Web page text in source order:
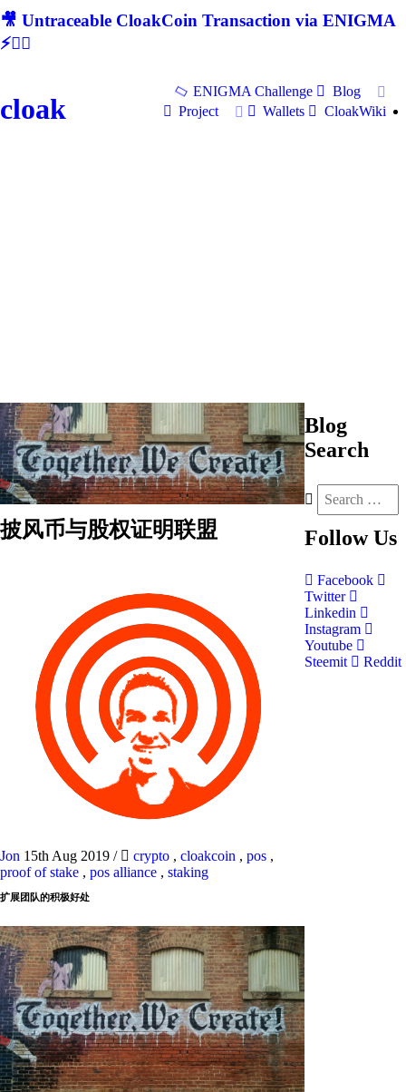
🎥 Untraceable CloakCoin Transaction via ENIGMA
⚡🕵‍♂
cloak
ENIGMA Challenge
Blog
Project
Wallets CloakWiki
披风币与股权证明联盟
Jon 15th Aug 2019 / crypto , cloakcoin , pos ,
proof of stake , pos alliance , staking
扩展团队的积极好处
Blog
Search
Follow Us
Facebook
Twitter
Linkedin
Instagram
Youtube
Steemit
Reddit